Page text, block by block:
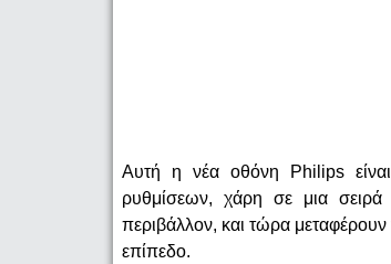
Αυτή η νέα οθόνη Philips είναι
ρυθμίσεων, χάρη σε μια σειρά
περιβάλλον, και τώρα μεταφέρουν
επίπεδο.